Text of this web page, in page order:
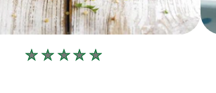
No